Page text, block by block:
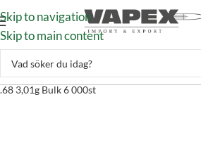
Skip to navigation
Skip to main content
Skytte–T4E–T4E-Ammunition–T4E
.68 3,01g Bulk 6 000st